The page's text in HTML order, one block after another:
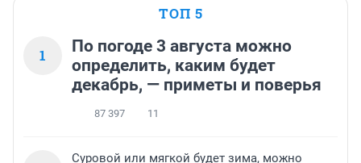
ТОП 5
1
По погоде 3 августа можно
определить, каким будет
декабрь, — приметы и поверья
87 397 11
Суровой или мягкой будет зима, можно